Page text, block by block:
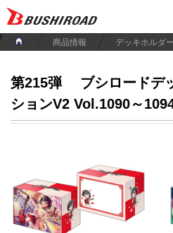
商品情報 デッキホルダ
第215弾
ブシロードデ
ションV2 Vol.1090～